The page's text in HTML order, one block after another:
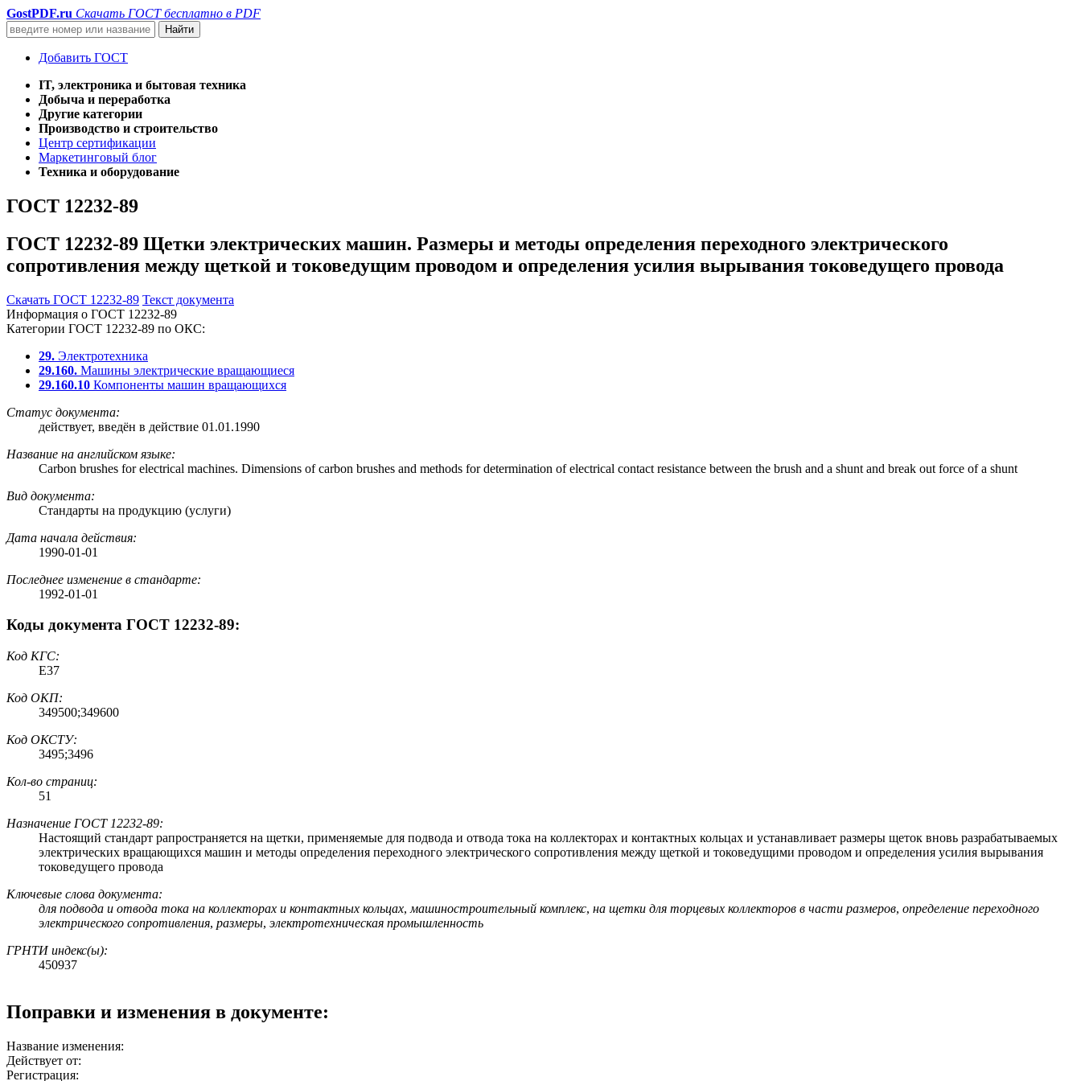
GostPDF.ru Скачать ГОСТ бесплатно в PDF
Добавить ГОСТ
IT, электроника и бытовая техника
Добыча и переработка
Другие категории
Производство и строительство
Центр сертификации
Маркетинговый блог
Техника и оборудование
ГОСТ 12232-89
ГОСТ 12232-89 Щетки электрических машин. Размеры и методы определения переходного электрического
сопротивления между щеткой и токоведущим проводом и определения усилия вырывания токоведущего провода
Скачать ГОСТ 12232-89 Текст документа
Информация о ГОСТ 12232-89
Категории ГОСТ 12232-89 по ОКС:
29. Электротехника
29.160. Машины электрические вращающиеся
29.160.10 Компоненты машин вращающихся
Статус документа:
действует, введён в действие 01.01.1990
Название на английском языке:
Carbon brushes for electrical machines. Dimensions of carbon brushes and methods for determination of electrical contact resistance between the brush and a shunt and break out force of a shunt
Вид документа:
Стандарты на продукцию (услуги)
Дата начала действия:
1990-01-01
Последнее изменение в стандарте:
1992-01-01
Коды документа ГОСТ 12232-89:
Код КГС:
Е37
Код ОКП:
349500;349600
Код ОКСТУ:
3495;3496
Кол-во страниц:
51
Назначение ГОСТ 12232-89:
Настоящий стандарт рапространяется на щетки, применяемые для подвода и отвода тока на коллекторах и контактных кольцах и устанавливает размеры щеток вновь разрабатываемых
электрических вращающихся машин и методы определения переходного электрического сопротивления между щеткой и токоведущими проводом и определения усилия вырывания
токоведущего провода
Ключевые слова документа:
для подвода и отвода тока на коллекторах и контактных кольцах, машиностроительный комплекс, на щетки для торцевых коллекторов в части размеров, определение переходного
электрического сопротивления, размеры, электротехническая промышленность
ГРНТИ индекс(ы):
450937
Поправки и изменения в документе:
Название изменения:
Действует от:
Регистрация: